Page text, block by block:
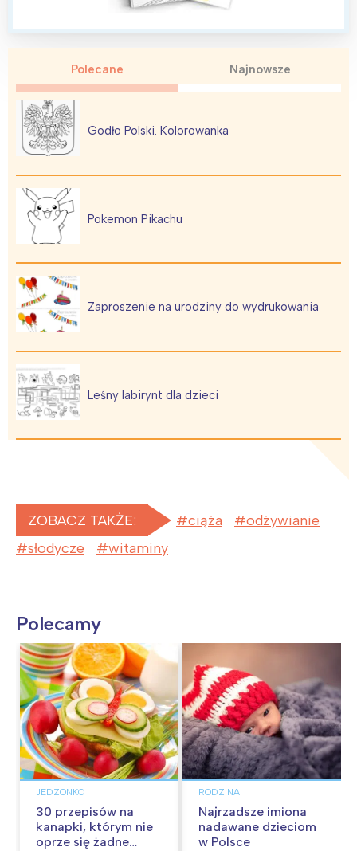
Polecane Najnowsze
Godło Polski. Kolorowanka
Pokemon Pikachu
Zaproszenie na urodziny do wydrukowania
Leśny labirynt dla dzieci
ZOBACZ TAKŻE: ciąża
odżywianie
słodycze
witaminy
Polecamy
JEDZONKO
30 przepisów na
kanapki, którym nie
oprze się żadne
RODZINA
Najrzadsze imiona
nadawane dzieciom
w Polsce